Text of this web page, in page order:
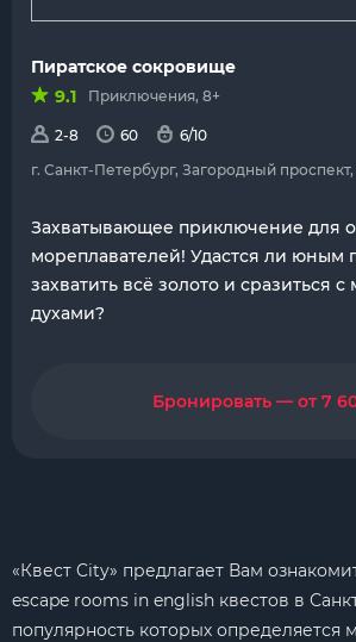
Пиратское сокровище
9.1
Приключения, 8+
2-8 60
6/10
г. Санкт-Петербург, Загородный проспект,
Захватывающее приключение для
мореплавателей! Удастся ли юным
захватить всё золото и сразиться
духами?
Бронировать — от 7
«Квест City» предлагает Вам
escape rooms in english квестов в
популярность которых определяется